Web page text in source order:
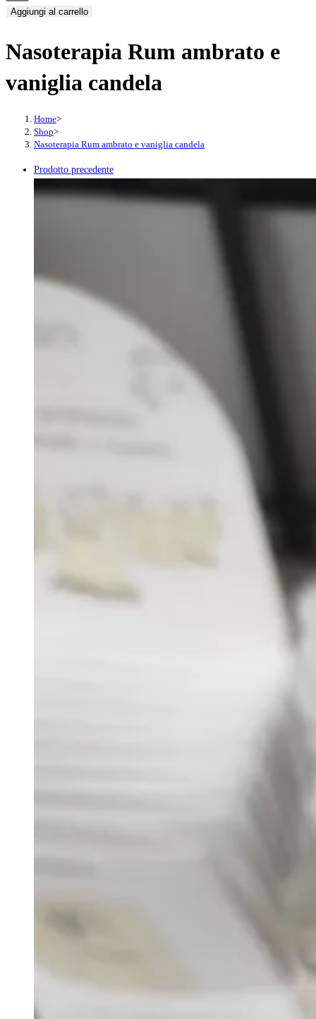
Rum
e
candela
Aggiungi al carrello
Nasoterapia Rum ambrato e
vaniglia candela
Home>
Shop>
Nasoterapia Rum ambrato e vaniglia candela
Prodotto precedente